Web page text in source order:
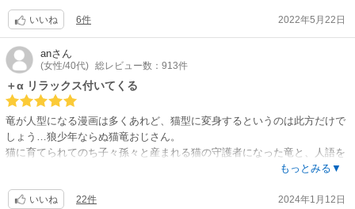
いいね 6件 2022年5月22日
anさん
(女性/40代) 総レビュー数：913件
＋α リラックス付いてくる
竜が人型になる漫画は多くあれど、猫型に変身するというのは此方だけで
しょう…狼少年ならぬ猫竜おじさん。
猫に育てられてのち子々孫々と産まれる猫の守護者になった竜と、人語を
解し魔法を扱う猫(ケットシー)達の物語。そこへ友好的に関わる人との交
序盤はその竜自身にまつわるストーリーが、途中から色んな猫や人間達に
もっとみる▼
いいね 22件 2024年1月12日